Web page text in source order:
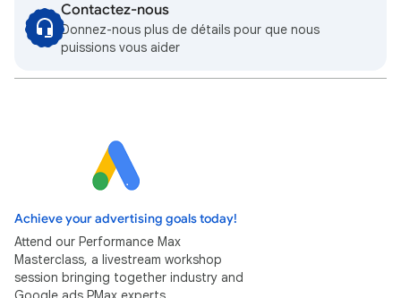
Contactez-nous
Donnez-nous plus de détails pour que nous
puissions vous aider
Achieve your advertising goals today!
Attend our Performance Max
Masterclass, a livestream workshop
session bringing together industry and